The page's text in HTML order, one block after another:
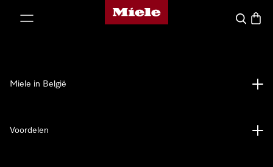
Miele homepage
Wat zoek
Miele in België
Voordelen